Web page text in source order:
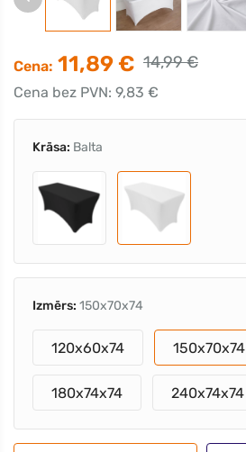
Cena: 11,89 € 14,99 €
Cena bez PVN: 9,83 €
Krāsa: Balta
Izmērs: 150x70x74
120x60x74 150x70x74
180x74x74 240x74x74